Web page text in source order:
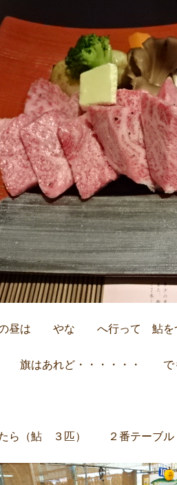
昼は やな へ行って 鮎をつ
はあれど・・・・・・ でも
ら（鮎 ３匹） ２番テーブル